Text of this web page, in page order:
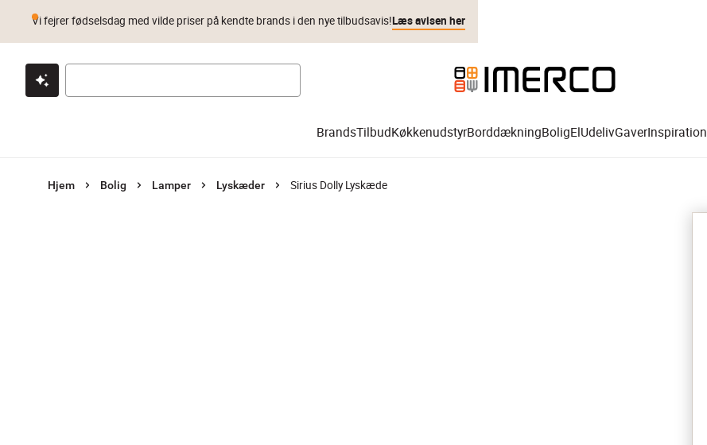
Klik & hent Byt i 1 år Prismatch
Vi fejrer fødselsdag med vilde priser på kendte brands i den nye tilbudsavis!Læs avisen her
BrandsTilbudKøkkenudstyrBorddækningBoligElUdelivGaverInspiration
Hjem Bolig Lamper Lyskæder Sirius Dolly Lyskæde